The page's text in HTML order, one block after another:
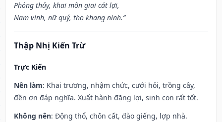
Phóng thủy, khai môn giai cát lợi,
Nam vinh, nữ quý, thọ khang ninh.”
Thập Nhị Kiến Trừ
Trực Kiến
Nên làm: Khai trương, nhậm chức, cưới hỏi, trồng cây,
đền ơn đáp nghĩa. Xuất hành đặng lợi, sinh con rất tốt.
Không nên: Động thổ, chôn cất, đào giếng, lợp nhà.